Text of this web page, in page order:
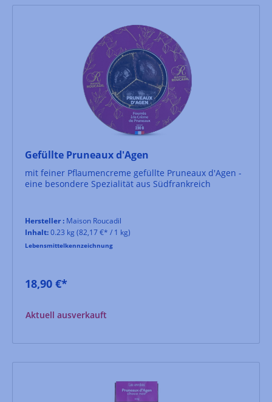
Gefüllte Pruneaux d'Agen
mit feiner Pflaumencreme gefüllte Pruneaux d'Agen -
eine besondere Spezialität aus Südfrankreich
Hersteller : Maison Roucadil
Inhalt:0.23 kg (82,17 €* / 1 kg)
Lebensmittelkennzeichnung
18,90 €*
Aktuell ausverkauft